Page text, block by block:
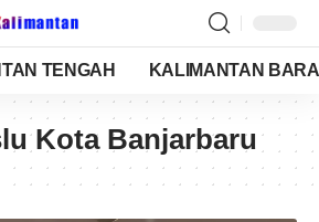
TENGAH KALIMANTAN
Kota Banjarbaru